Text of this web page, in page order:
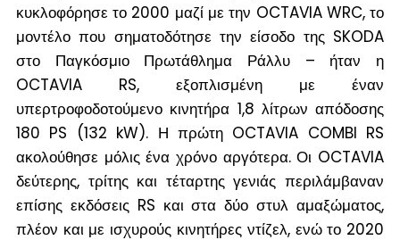
κυκλοφόρησε το 2000 μαζί με την OCTAVIA WRC, το
μοντέλο που σηματοδότησε την είσοδο της SKODA
στο Παγκόσμιο Πρωτάθλημα Ράλλυ – ήταν η
OCTAVIA RS, εξοπλισμένη με έναν
υπερτροφοδοτούμενο κινητήρα 1,8 λίτρων απόδοσης
180 PS (132 kW). Η πρώτη OCTAVIA COMBI RS
ακολούθησε μόλις ένα χρόνο αργότερα. Οι OCTAVIA
δεύτερης, τρίτης και τέταρτης γενιάς περιλάμβαναν
επίσης εκδόσεις RS και στα δύο στυλ αμαξώματος,
πλέον και με ισχυρούς κινητήρες ντίζελ, ενώ το 2020